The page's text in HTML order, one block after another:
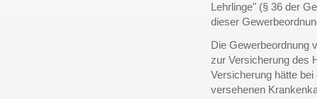
Lehrlinge" (§ 36 der
dieser
Die Gewerbeordnung
zur Versicherung des
Versicherung hätte
versehenen